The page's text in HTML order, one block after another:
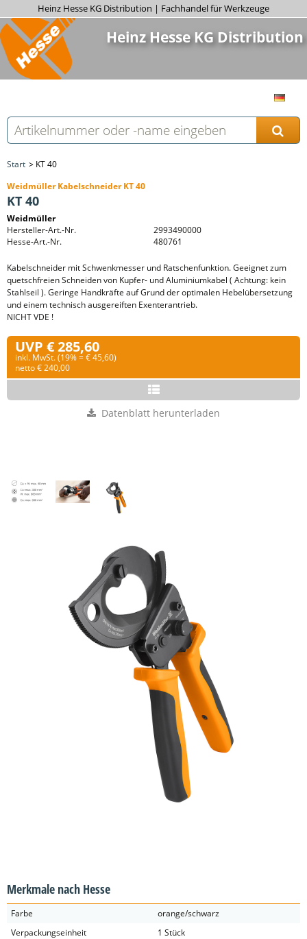
Heinz Hesse KG Distribution | Fachhandel für Werkzeuge
Heinz Hesse KG Distribution
Start
KT 40
Weidmüller Kabelschneider KT 40
KT 40
Weidmüller
Hersteller-Art.-Nr.
2993490000
Hesse-Art.-Nr.
480761
Kabelschneider mit Schwenkmesser und Ratschenfunktion. Geeignet zum
quetschfreien Schneiden von Kupfer- und Aluminiumkabel ( Achtung: kein
Stahlseil ). Geringe Handkräfte auf Grund der optimalen Hebelübersetzung
und einem technisch ausgereiften Exenterantrieb.
NICHT VDE !
UVP € 285,60
inkl. MwSt. (19% = € 45,60)
netto € 240,00
Datenblatt herunterladen
Merkmale nach Hesse
Farbe
orange/schwarz
Verpackungseinheit
1 Stück